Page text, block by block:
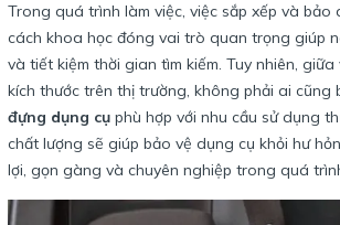
Trong quá trình làm việc, việc sắp xếp và bảo
cách khoa học đóng vai trò quan trọng giúp
và tiết kiệm thời gian tìm kiếm. Tuy nhiên, giữa
kích thước trên thị trường, không phải ai cũng
đựng dụng cụ phù hợp với nhu cầu sử dụng
chất lượng sẽ giúp bảo vệ dụng cụ khỏi hư
lợi, gọn gàng và chuyên nghiệp trong quá